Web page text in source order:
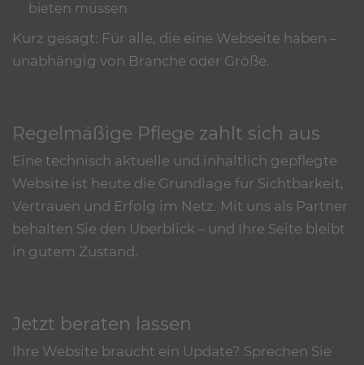
bieten müssen
Kurz gesagt: Für alle, die eine Webseite haben –
unabhängig von Branche oder Größe.
Regelmäßige Pflege zahlt sich aus
Eine technisch aktuelle und inhaltlich gepflegte
Website ist heute die Grundlage für Sichtbarkeit,
Vertrauen und Erfolg im Netz. Mit uns als Partner
behalten Sie den Überblick – und Ihre Seite bleibt
in gutem Zustand.
Jetzt beraten lassen
Ihre Website braucht ein Update? Sprechen Sie